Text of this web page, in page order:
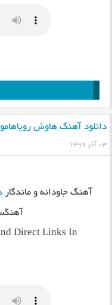
دانلود آهنگ هاوش
۰۳ آذر ۱۳۹۹
آهنگ جاودانه و ماندگار
Direct Links In